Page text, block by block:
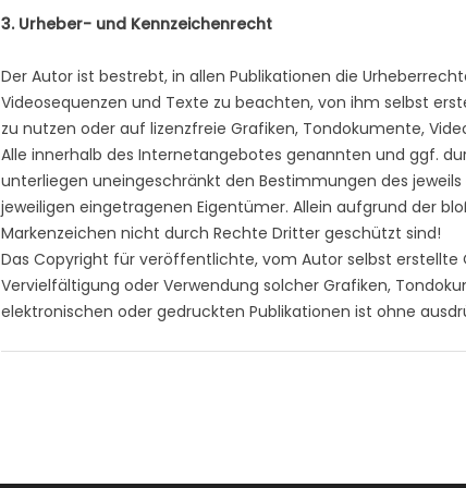
3. Urheber- und Kennzeichenrecht
Der Autor ist bestrebt, in allen Publikationen die
Videosequenzen und Texte zu beachten, von ihm selbst
zu nutzen oder auf lizenzfreie Grafiken, Tondokumente,
Alle innerhalb des Internetangebotes genannten und ggf.
unterliegen uneingeschränkt den Bestimmungen des
jeweiligen eingetragenen Eigentümer. Allein aufgrund der
Markenzeichen nicht durch Rechte Dritter geschützt sind!
Das Copyright für veröffentlichte, vom Autor selbst erstellte
Vervielfältigung oder Verwendung solcher Grafiken,
elektronischen oder gedruckten Publikationen ist ohne